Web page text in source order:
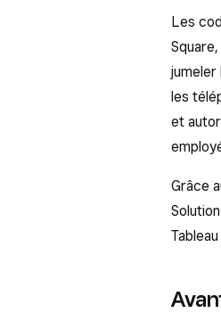
Les
jumeler
les
et
Grâce